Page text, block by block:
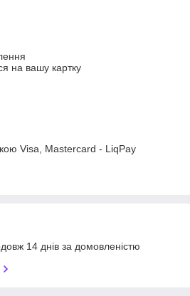
на вашу картку
Visa, Mastercard - LiqPay
14 днів за домовленістю